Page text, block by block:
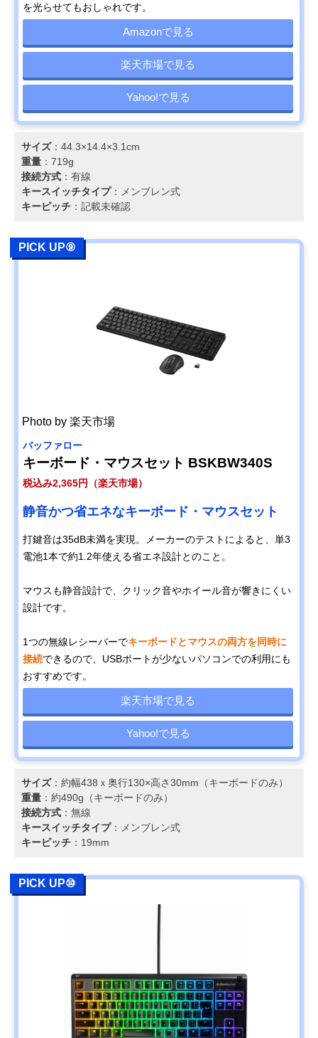
を光らせてもおしゃれです。
Amazonで見る
楽天市場で見る
Yahoo!で見る
サイズ：44.3×14.4×3.1cm
重量 ：719g
接続方式 ：有線
キースイッチタイプ：メンブレン式
キーピッチ ：記載未確認
PICK UP⑨
Photo by 楽天市場
バッファロー
キーボード・マウスセット BSKBW340S
税込み2,365円（楽天市場）
静音かつ省エネなキーボード・マウスセット
打鍵音は35dB未満を実現。メーカーのテストによると、単3
電池1本で約1.2年使える省エネ設計とのこと。
マウスも静音設計で、クリック音やホイール音が響きにくい
設計です。
1つの無線レシーバーでキーボードとマウスの両方を同時に
接続できるので、USBポートが少ないパソコンでの利用にも
おすすめです。
楽天市場で見る
Yahoo!で見る
サイズ：約幅438ｘ奥行130×高さ30mm（キーボードのみ）
重量 ：約490g（キーボードのみ）
接続方式 ：無線
キースイッチタイプ：メンブレン式
キーピッチ ：19mm
PICK UP⑩